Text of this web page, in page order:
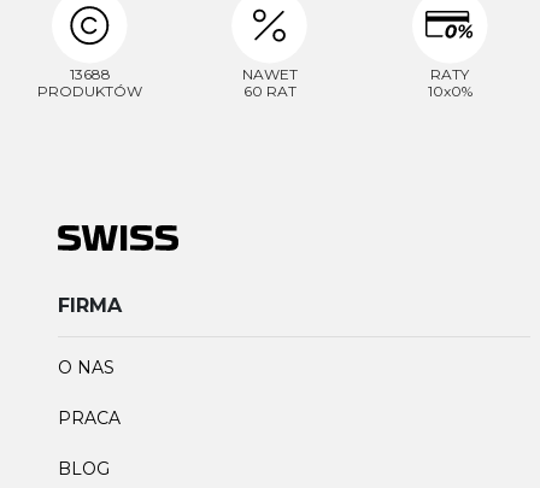
13688
PRODUKTÓW
NAWET
60 RAT
RATY
10x0%
FIRMA
O NAS
PRACA
BLOG